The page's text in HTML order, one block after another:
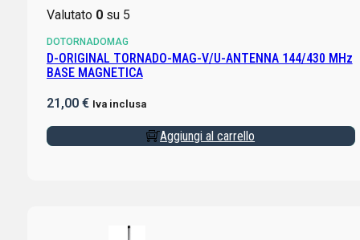
Valutato 0su 5
DOTORNADOMAG
D-ORIGINAL TORNADO-MAG-V/U-ANTENNA 144/430 MHz
BASE MAGNETICA
21,00 € Iva inclusa
Aggiungi al carrello